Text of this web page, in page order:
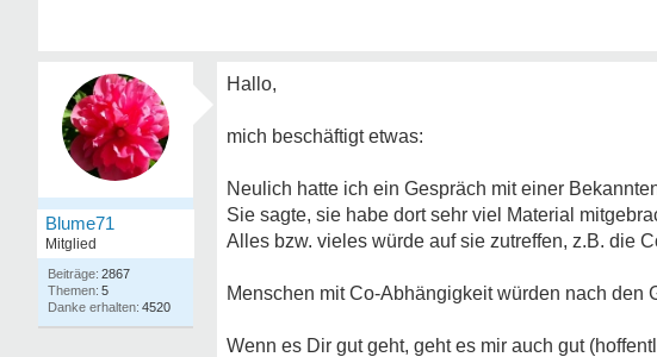
Blume71
Mitglied
2867
5
4520
Hallo,
mich beschäftigt etwas:
Neulich hatte ich ein Gespräch mit einer
Sie sagte, sie habe dort sehr viel Material
Alles bzw. vieles würde auf sie zutreffen, z.B. die
Menschen mit Co-Abhängigkeit würden nach den
Wenn es Dir gut geht, geht es mir auch gut